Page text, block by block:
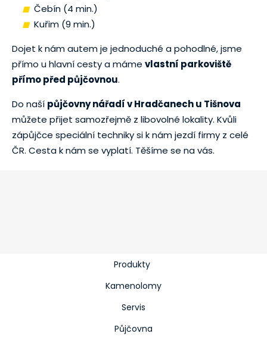
Čebín (4 min.)
Kuřim (9 min.)
Dojet k nám autem je jednoduché a pohodlné, jsme
přímo u hlavní cesty a máme vlastní parkoviště
přímo před půjčovnou.
Do naší půjčovny nářadí v Hradčanech u Tišnova
můžete přijet samozřejmě z libovolné lokality. Kvůli
zápůjčce speciální techniky si k nám jezdí firmy z celé
ČR. Cesta k nám se vyplatí. Těšíme se na vás.
Produkty
Kamenolomy
Servis
Půjčovna